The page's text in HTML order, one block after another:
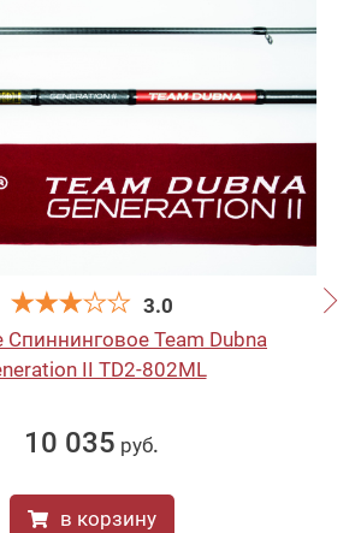
3.0
Team Dubna
II TD2-802ML
10 035 руб.
в корзину